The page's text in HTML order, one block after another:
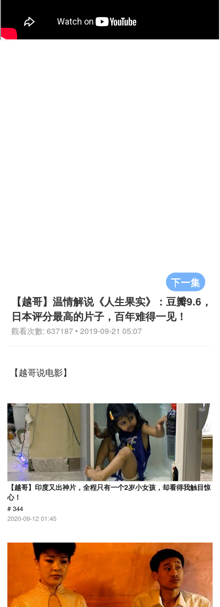
下一集
【越哥】温情解说《人生果实》：豆瓣9.6，
日本评分最高的片子，百年难得一见！
觀看次數: 637187 • 2019-09-21 05:07
【越哥说电影】
【越哥】印度又出神片，全程只有一个2岁小女孩，却看得我触目惊
心！
# 344
2020-09-12 01:45